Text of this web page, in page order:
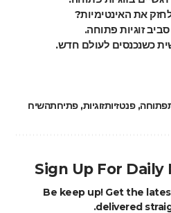
את האינטימיות?
זוגיות פתוחה.
כשנכנסים לעולם חדש.
,פנטזיותזוגיות,פתיחתהשיח
Sign Up For
Be keep up! Get the
delivered